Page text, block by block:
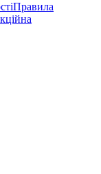
Правила